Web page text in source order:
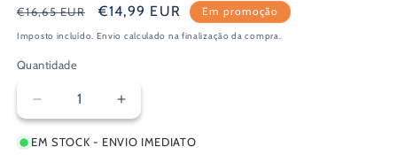
Preço
normal
€16,65 EUR
Preço
de
€14,99 EUR Em promoção
Imposto incluído. Envio calculado na finalização da compra.
Quantidade
Diminuir
a
quantidade
Aumentar
a
quantidade
EM STOCK - ENVIO IMEDIATO